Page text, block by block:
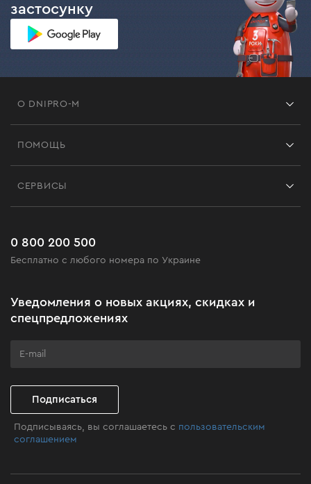
застосунку
О DNIPRO-M
Черная пятница
Клуб мастерства
ПОМОЩЬ
Часто задаваемые вопросы
СЕРВИСЫ
0 800 200 500
Бесплатно с любого номера по Украине
Уведомления о новых акциях, скидках и
спецпредложениях
Подписаться
Подписываясь, вы соглашаетесь с пользовательским
соглашением